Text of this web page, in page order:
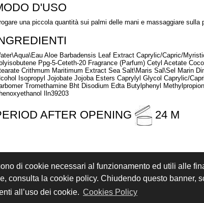
di cookie necessari al funzionamento ed utili alle
consulta la cookie policy. Chiudendo questo banner,
all’uso dei cookie. Cookies Policy
D'USO
una piccola quantità sui palmi delle mani e massaggiare sulla
Aloe Barbadensis Leaf Extract Caprylic/Capric/
Ppg-5-Ceteth-20 Fragrance (Parfum) Cetyl Acetate
Crithmum Maritimum Extract Sea Salt\Maris Sal\Sel Marin
Isopropyl Jojobate Jojoba Esters Caprylyl Glycol Caprylic/
Tromethamine Bht Disodium Edta Butylphenyl
Iln39203
AFTER OPENING 24 M
REGISTRATI ACCEDI
riservati - P.IVA 02897850349 - by Immagica & Partner